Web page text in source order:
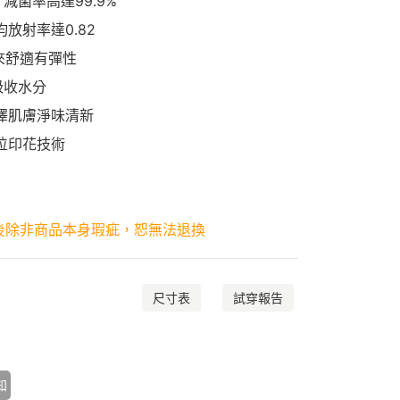
放射率達0.82
舒適有彈性
水分
肌膚淨味清新
印花技術
非商品本身瑕疵，恕無法退換
尺寸表 試穿報告